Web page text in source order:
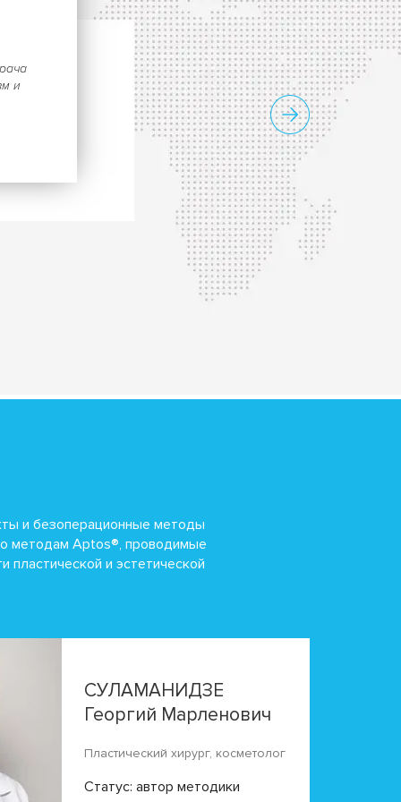
и
и безоперационные методы
методам Aptos®, проводимые
и эстетической
СУЛАМАНИДЗЕ
Георгий Марленович
Пластический хирург, косметолог
Статус: автор методики